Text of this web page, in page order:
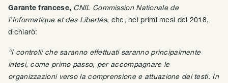
Garante francese, CNIL Commission Nationale de
l’Informatique et des Libertés, che, nei primi mesi del 2018,
dichiarò:
“I controlli che saranno effettuati saranno principalmente
intesi, come primo passo, per accompagnare le
organizzazioni verso la comprensione e attuazione dei testi. In